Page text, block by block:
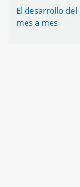
El desarrollo
mes a mes